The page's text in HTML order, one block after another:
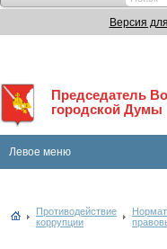
Версия
Председатель
городской Думы
Левое меню
Противодействие
коррупции